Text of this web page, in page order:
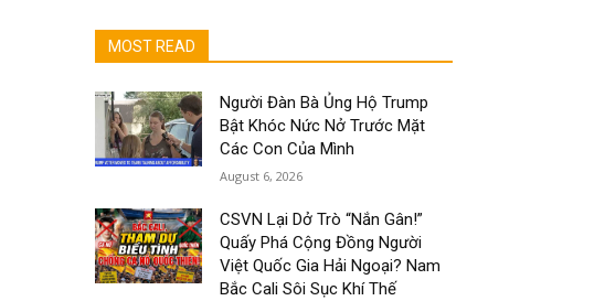
MOST READ
Người Đàn Bà Ủng Hộ Trump
Bật Khóc Nức Nở Trước Mặt
Các Con Của Mình
August 6, 2026
CSVN Lại Dở Trò “Nắn Gân!”
Quấy Phá Cộng Đồng Người
Việt Quốc Gia Hải Ngoại? Nam
Bắc Cali Sôi Sục Khí Thế